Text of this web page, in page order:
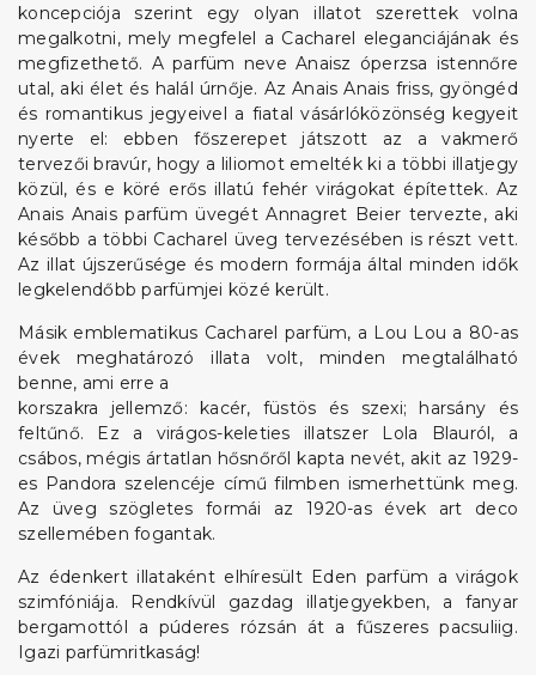
koncepciója szerint egy olyan illatot szerettek volna
megalkotni, mely megfelel a Cacharel eleganciájának és
megfizethető. A parfüm neve Anaisz óperzsa istennőre
utal, aki élet és halál úrnője. Az Anais Anais friss, gyöngéd
és romantikus jegyeivel a fiatal vásárlóközönség kegyeit
nyerte el: ebben főszerepet játszott az a vakmerő
tervezői bravúr, hogy a liliomot emelték ki a többi illatjegy
közül, és e köré erős illatú fehér virágokat építettek. Az
Anais Anais parfüm üvegét Annagret Beier tervezte, aki
később a többi Cacharel üveg tervezésében is részt vett.
Az illat újszerűsége és modern formája által minden idők
legkelendőbb parfümjei közé került.
Másik emblematikus Cacharel parfüm, a Lou Lou a 80-as
évek meghatározó illata volt, minden megtalálható
benne, ami erre a
korszakra jellemző: kacér, füstös és szexi; harsány és
feltűnő. Ez a virágos-keleties illatszer Lola Blauról, a
csábos, mégis ártatlan hősnőről kapta nevét, akit az 1929-
es Pandora szelencéje című filmben ismerhettünk meg.
Az üveg szögletes formái az 1920-as évek art deco
szellemében fogantak.
Az édenkert illataként elhíresült Eden parfüm a virágok
szimfóniája. Rendkívül gazdag illatjegyekben, a fanyar
bergamottól a púderes rózsán át a fűszeres pacsuliig.
Igazi parfümritkaság!